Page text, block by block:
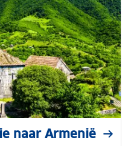
naar Armenië